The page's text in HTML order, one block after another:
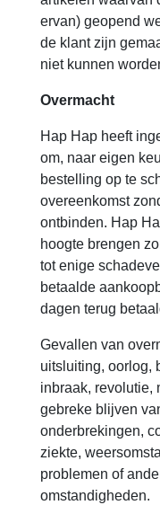
ervan) geopend
de klant zijn
niet kunnen
Overmacht
Hap Hap heeft
om, naar eigen
bestelling op te
overeenkomst
ontbinden. Hap
hoogte brengen
tot enige
betaalde
dagen terug
Gevallen van
uitsluiting, oorlog,
inbraak, revolutie,
gebreke blijven
onderbrekingen,
ziekte,
problemen of
omstandigheden.